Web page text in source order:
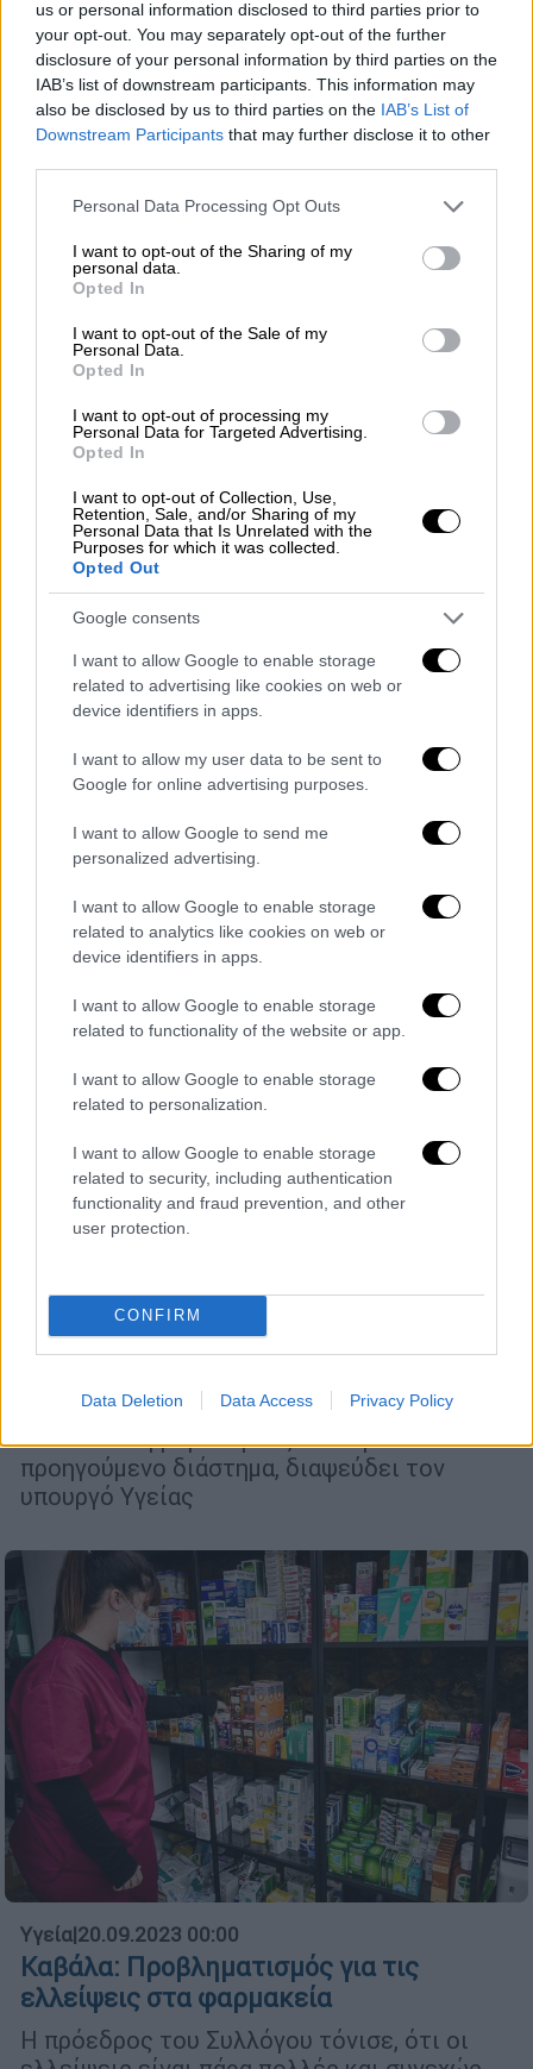
us or personal information disclosed to third parties prior to
your opt-out. You may separately opt-out of the further
disclosure of your personal information by third parties on the
IAB’s list of downstream participants. This information may
also be disclosed by us to third parties on the IAB’s List of
Downstream Participants that may further disclose it to other
Please note that this website/app uses one or more Google
not limited to your visit or usage behaviour. You may click to
grant or deny consent to Google and its third-party tags to
use your data for below specified purposes in below Google
consent section.
Personal Data Processing Opt Outs
I want to opt-out of the Sharing of my
personal data.
Opted In
I want to opt-out of the Sale of my
Personal Data.
Opted In
I want to opt-out of processing my
Personal Data for Targeted Advertising.
Opted In
I want to opt-out of Collection, Use,
Retention, Sale, and/or Sharing of my
Personal Data that Is Unrelated with the
Purposes for which it was collected.
Opted Out
Google consents
I want to allow Google to enable storage
related to advertising like cookies on web or
device identifiers in apps.
I want to allow my user data to be sent to
Google for online advertising purposes.
I want to allow Google to send me
personalized advertising.
I want to allow Google to enable storage
related to analytics like cookies on web or
device identifiers in apps.
I want to allow Google to enable storage
related to functionality of the website or app.
I want to allow Google to enable storage
related to personalization.
I want to allow Google to enable storage
related to security, including authentication
functionality and fraud prevention, and other
user protection.
CONFIRM
Data Deletion Data Access Privacy Policy
ευρωεκλογών η κυβέρνηση αποφάσισε να το
πράξει μετά τις κάλπες, όπως λένε πηγές
του ethnos.gr, ώστε να μην προκληθούν
αντιδράσεις
|10.11.2023 06:15
Ελλείψεις φαρμάκων: «Πονοκέφαλος»
ενόψει της αύξησης περιστατικών
γρίπης και covid - Πότε έρχεται το νέο
app για τα κινητά
Πονοκέφαλος επικρατεί στο υπουργείο
Υγείας για τις ελλείψεις φαρμάκων, καθώς
το φαινόμενο αναμένεται να ενταθεί
|06.10.2023 13:48
συνεχίζονται»
Ο Φαρμακευτικός Σύλλογος Αττικής μετά
υπάρχουν ελλείψεις φαρμάκων στην αγορά»
σε αντίθεση βέβαια με ό,τι έλεγε όλο το
προηγούμενο διάστημα, διαψεύδει τον
υπουργό Υγείας
Υγεία|20.09.2023 00:00
Καβάλα: Προβληματισμός για τις
ελλείψεις στα φαρμακεία
Η πρόεδρος του Συλλόγου τόνισε, ότι οι